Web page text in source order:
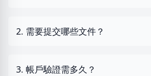
2. 需要提交哪些文件？
3. 帳戶驗證需多久？